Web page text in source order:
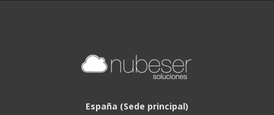
España (Sede principal)